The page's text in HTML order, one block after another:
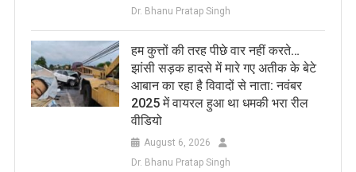
Dr. Bhanu Pratap Singh
हम कुत्तों की तरह पीछे वार नहीं करते…
झांसी सड़क हादसे में मारे गए अतीक के बेटे
आबान का रहा है विवादों से नाता: नवंबर
2025 में वायरल हुआ था धमकी भरा रील
वीडियो
August 6, 2026
Dr. Bhanu Pratap Singh